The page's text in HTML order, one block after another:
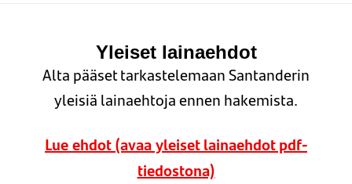
Yleiset lainaehdot
Alta pääset tarkastelemaan Santanderin
yleisiä lainaehtoja ennen hakemista.
Lue ehdot (avaa yleiset lainaehdot pdf-
tiedostona)